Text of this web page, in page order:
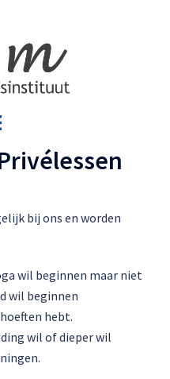
bij ons en worden
wil beginnen maar niet
wil beginnen
hebt.
wil of dieper wil